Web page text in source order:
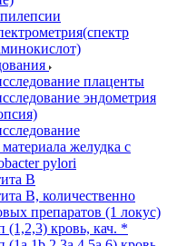
плаценты
эндометрия
желудка с
pylori
B
B, количественно
препаратов (1 локус)
кровь, кач. *